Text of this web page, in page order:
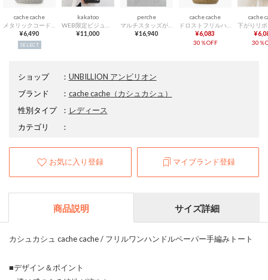
cache cache
¥6,490
SELECT
kakatoo
¥11,000
perche
¥16,940
cache cache
¥6,083
30％OFF
cache
30％
ショップ ： UNBILLION アンビリオン
ブランド
： cache cache（カシュカシュ）
性別タイプ
： レディース
カテゴリ
：
お気に入り登録 マイブランド登録
商品説明 サイズ詳細
カシュカシュ cache cache / フリルワンハンドルペーパー手編みトート
■デザイン＆ポイント